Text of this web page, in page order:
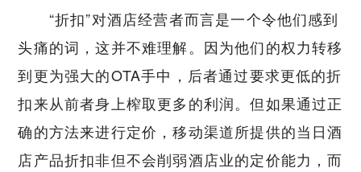
“折扣”对酒店经营者而言是一个令他们感到
头痛的词，这并不难理解。因为他们的权力转移
到更为强大的OTA手中，后者通过要求更低的折
扣来从前者身上榨取更多的利润。但如果通过正
确的方法来进行定价，移动渠道所提供的当日酒
店产品折扣非但不会削弱酒店业的定价能力，而